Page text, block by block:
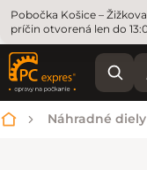
Pobočka Košice –
príčin otvorená len do
Domov
Náhradné diely